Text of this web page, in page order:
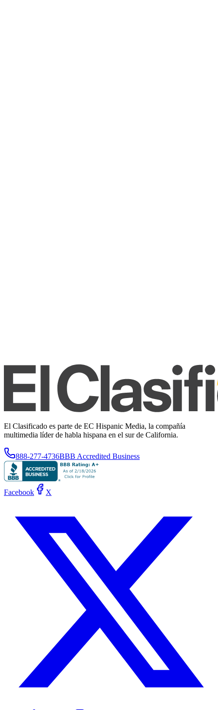
El Clasificado es parte de EC Hispanic Media, la compañía
multimedia líder de habla hispana en el sur de California.
888-277-4736BBB Accredited Business
Facebook X